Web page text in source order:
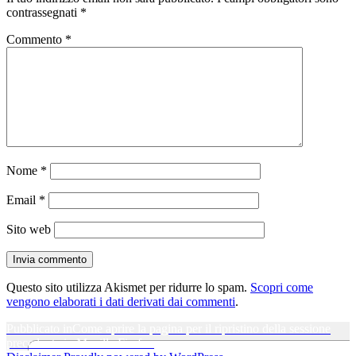
contrassegnati *
Commento *
Nome *
Email *
Sito web
Questo sito utilizza Akismet per ridurre lo spam. Scopri come
vengono elaborati i dati derivati dai commenti.
Navigazione
precedente in Mozilla Firefox